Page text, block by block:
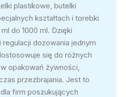
plastikowe, butelki
kształtach i torebki
do 1000 ml. Dzięki
dozowania jednym
się do różnych
opakowań żywności,
przezbrajania. Jest to
firm poszukujących